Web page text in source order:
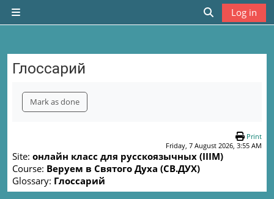
Skip to main content
Side panel
Toggle
Log in
Глоссарий
Mark as done
Print
Friday, 7 August 2026, 3:55 AM
Site: онлайн класс для русскоязычных (IIIM)
Course: Веруем в Святого Духа (СВ.ДУХ)
Glossary: Глоссарий